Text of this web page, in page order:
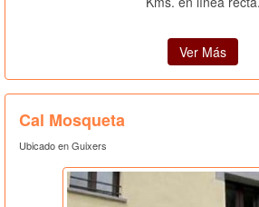
Ver Más
Cal Mosqueta
Ubicado en Guixers